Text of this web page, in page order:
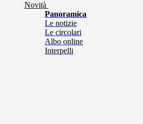
Novità
Panoramica
Le notizie
Le circolari
Albo online
Interpelli